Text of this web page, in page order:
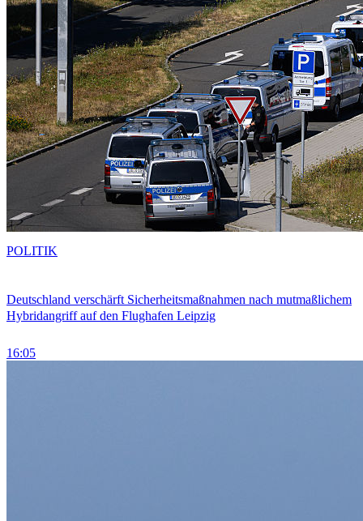
Deutschland verschärft Sicherheitsmaßnahmen nach mutmaßlichem
Hybridangriff auf den Flughafen Leipzig
16:05
POLITIK